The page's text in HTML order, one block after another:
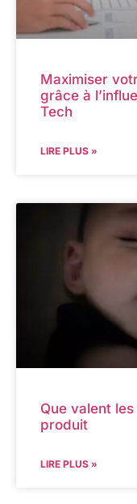
Maximiser
grâce à
Tech
LIRE PLUS »
Que valent
produit
LIRE PLUS »